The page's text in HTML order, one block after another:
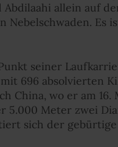
allein auf
Es
seiner
696 absolvierten
China, wo er am
5.000 Meter zwei
sich der